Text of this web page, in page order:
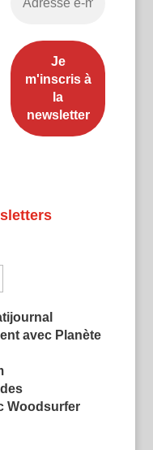
avec Planète
Woodsurfer